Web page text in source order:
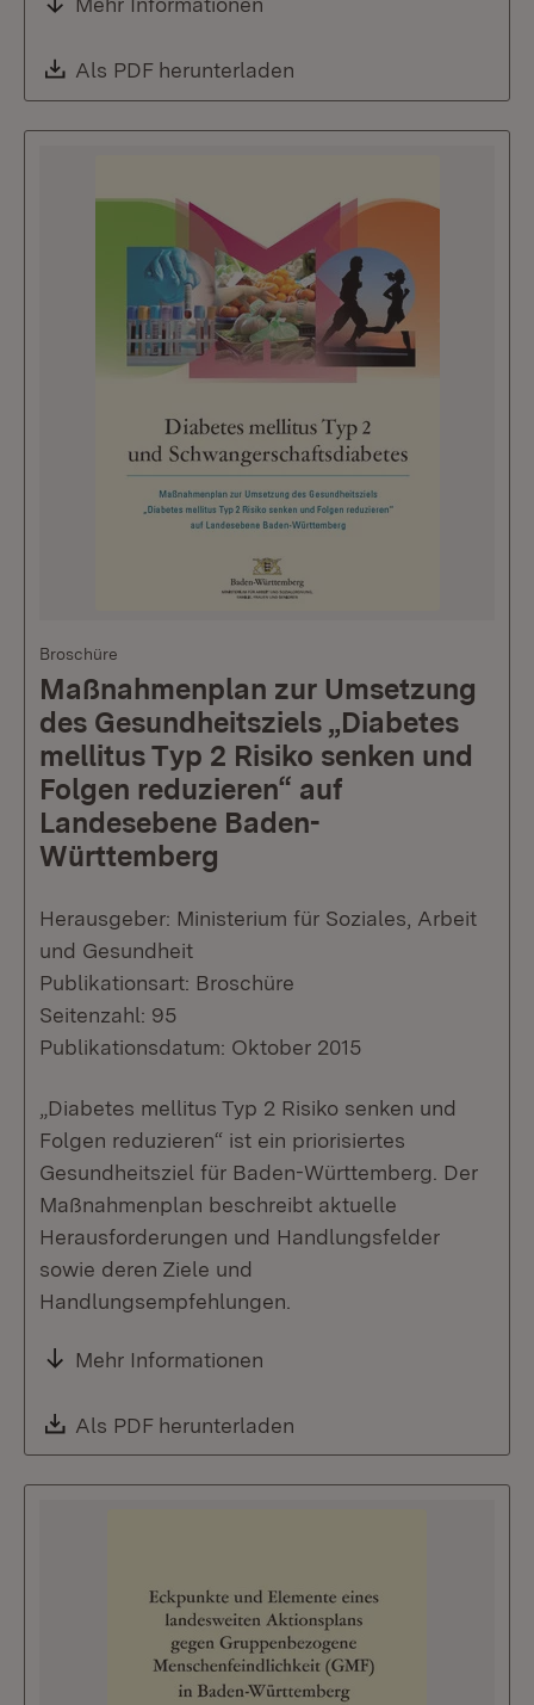
Download:
Als PDF herunterladen
Broschüre
Maßnahmenplan zur Umsetzung
des Gesundheitsziels „Diabetes
mellitus Typ 2 Risiko senken und
Folgen reduzieren“ auf
Landesebene Baden-
Württemberg
Herausgeber: Ministerium für Soziales, Arbeit
und Gesundheit
Publikationsart: Broschüre
Seitenzahl: 95
Publikationsdatum: Oktober 2015
„Diabetes mellitus Typ 2 Risiko senken und
Folgen reduzieren“ ist ein priorisiertes
Gesundheitsziel für Baden-Württemberg. Der
Maßnahmenplan beschreibt aktuelle
Herausforderungen und Handlungsfelder
sowie deren Ziele und
Handlungsempfehlungen.
Mehr Informationen
Download:
Als PDF herunterladen